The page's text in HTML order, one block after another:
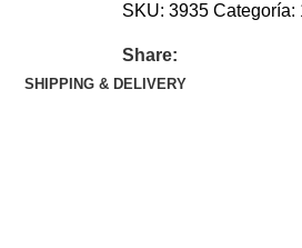
SKU: 3935 Categoría:
Share:
SHIPPING & DELIVERY